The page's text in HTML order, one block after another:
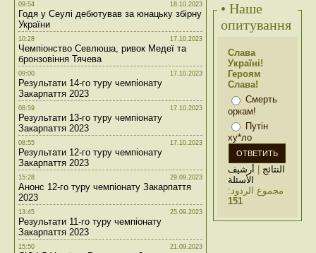
09:54 18.10.2023
Годя у Сеулі дебютував за юнацьку збірну
України
10:28 17.10.2023
Чемпіонство Севлюша, ривок Медеї та
бронзовіння Тячева
09:00 17.10.2023
Результати 14-го туру чемпіонату
Закарпаття 2023
08:59 17.10.2023
Результати 13-го туру чемпіонату
Закарпаття 2023
08:55 17.10.2023
Результати 12-го туру чемпіонату
Закарпаття 2023
15:28 29.09.2023
Анонс 12-го туру чемпіонату Закарпаття
2023
13:45 25.09.2023
Результати 11-го туру чемпіонату
Закарпаття 2023
15:50 21.09.2023
• Наше
опитування
Слава
Україні!
Героям
Слава!
Смерть
оркам!
Путін
ху*ло
النتائج | أرشيف
الأسئلة
مجموع الردود:
151